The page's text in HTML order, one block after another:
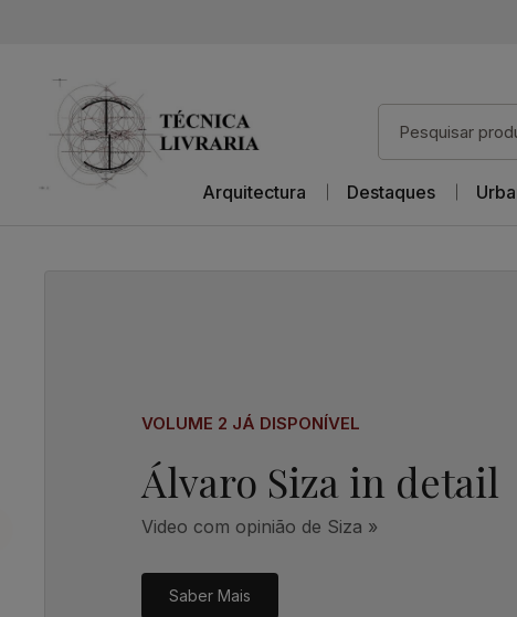
Arquitectura Destaques
VOLUME 2 JÁ DISPONÍVEL
Álvaro Siza in detail
Video com opinião de Siza »
Saber Mais